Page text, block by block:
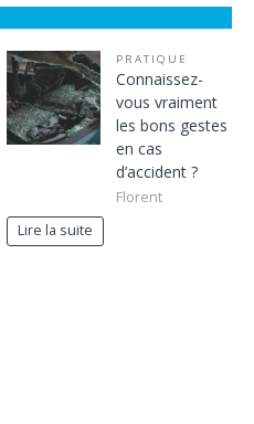
PRATIQUE
Connaissez-
vous vraiment
les bons gestes
en cas
d’accident ?
Florent
Lire la suite